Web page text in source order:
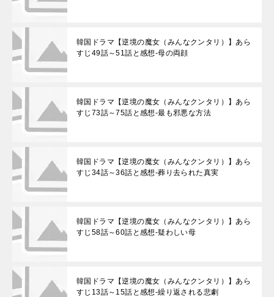
韓国ドラマ【逆境の魔女（みんなクンタリ）】あら
すじ49話～51話と感想-母の両顔
韓国ドラマ【逆境の魔女（みんなクンタリ）】あら
すじ73話～75話と感想-最も邪悪な方法
韓国ドラマ【逆境の魔女（みんなクンタリ）】あら
すじ34話～36話と感想-葬り去られた真実
韓国ドラマ【逆境の魔女（みんなクンタリ）】あら
すじ58話～60話と感想-疑わしい母
韓国ドラマ【逆境の魔女（みんなクンタリ）】あら
すじ13話～15話と感想-繰り返される悲劇